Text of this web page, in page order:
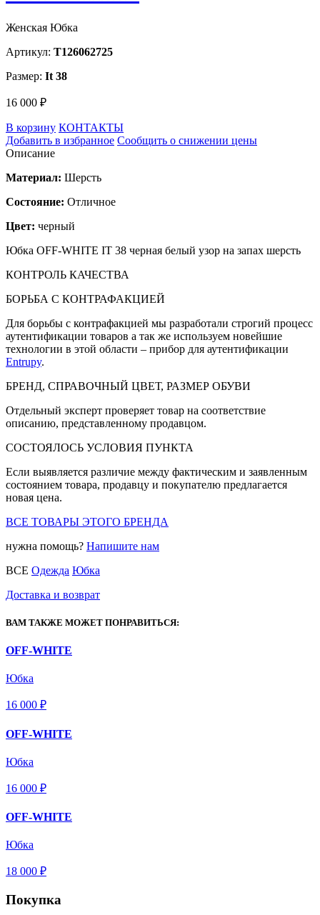
Женская Юбка
Артикул: T126062725
Размер: It 38
16 000 ₽
В корзину КОНТАКТЫ
Добавить в избранное Сообщить о снижении цены
Описание
Материал: Шерсть
Состояние: Отличное
Цвет: черный
Юбка OFF-WHITE IT 38 черная белый узор на запах шерсть
КОНТРОЛЬ КАЧЕСТВА
БОРЬБА С КОНТРАФАКЦИЕЙ
Для борьбы с контрафакцией мы разработали строгий процесс
аутентификации товаров а так же используем новейшие
технологии в этой области – прибор для аутентификации
Entrupy.
БРЕНД, СПРАВОЧНЫЙ ЦВЕТ, РАЗМЕР ОБУВИ
Отдельный эксперт проверяет товар на соответствие
описанию, представленному продавцом.
СОСТОЯЛОСЬ УСЛОВИЯ ПУНКТА
Если выявляется различие между фактическим и заявленным
состоянием товара, продавцу и покупателю предлагается
новая цена.
ВСЕ ТОВАРЫ ЭТОГО БРЕНДА
нужна помощь? Напишите нам
ВСЕ Одежда Юбка
Доставка и возврат
ВАМ ТАКЖЕ МОЖЕТ ПОНРАВИТЬСЯ:
OFF-WHITE
Юбка
16 000 ₽
OFF-WHITE
Юбка
16 000 ₽
OFF-WHITE
Юбка
18 000 ₽
Покупка